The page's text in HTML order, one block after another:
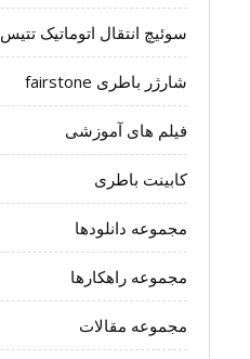
سوئیچ انتقال اتوماتیک تتیس
شارژر باطری fairstone
فیلم های آموزشی
کابینت باطری
مجموعه دانلودها
مجموعه راهکارها
مجموعه مقالات